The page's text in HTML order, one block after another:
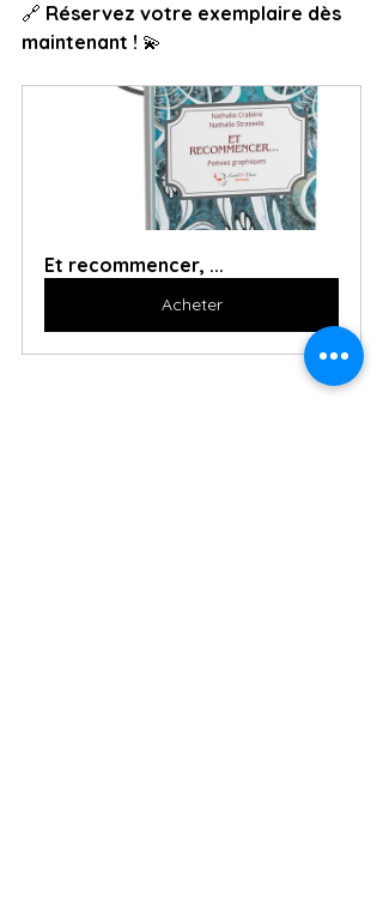
🔗 Réservez votre exemplaire dès
maintenant ! 💫
Et recommencer, ...
Acheter